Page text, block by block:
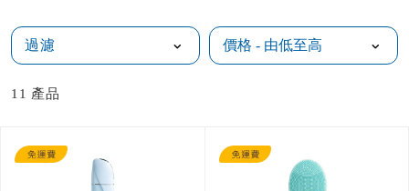
過濾
11 產品